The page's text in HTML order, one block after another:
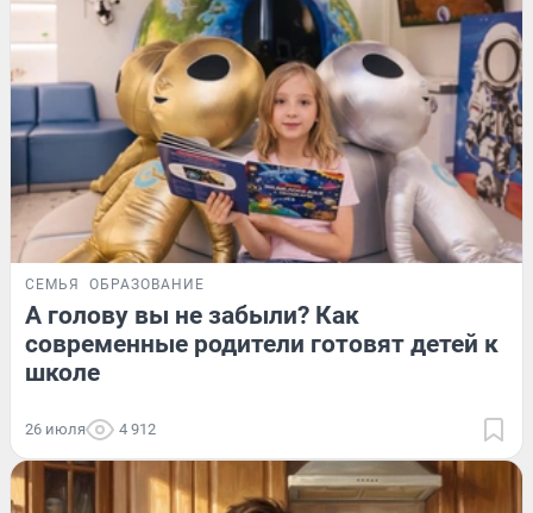
СЕМЬЯ ОБРАЗОВАНИЕ
А голову вы не забыли? Как
современные родители готовят детей к
школе
26 июля 4 912